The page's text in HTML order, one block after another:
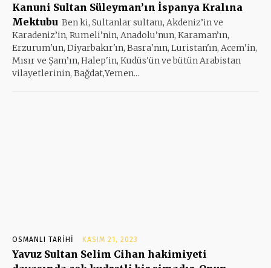
Kanuni Sultan Süleyman’ın İspanya Kralına
Mektubu Ben ki, Sultanlar sultanı, Akdeniz’in ve
Karadeniz’in, Rumeli’nin, Anadolu’nun, Karaman’ın,
Erzurum'un, Diyarbakır'ın, Basra'nın, Luristan'ın, Acem’in,
Mısır ve Şam’ın, Halep'in, Kudüs'ün ve bütün Arabistan
vilayetlerinin, Bağdat,Yemen...
OSMANLI TARIHI KASIM 21, 2023
Yavuz Sultan Selim Cihan hakimiyeti